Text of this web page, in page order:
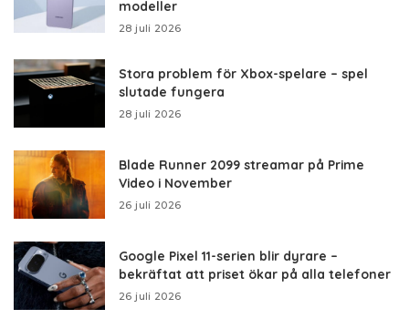
modeller
28 juli 2026
Stora problem för Xbox-spelare – spel
slutade fungera
28 juli 2026
Blade Runner 2099 streamar på Prime
Video i November
26 juli 2026
Google Pixel 11-serien blir dyrare –
bekräftat att priset ökar på alla telefoner
26 juli 2026